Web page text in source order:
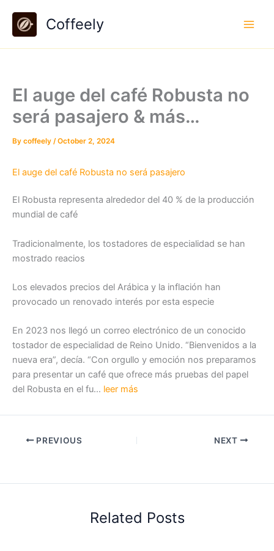
content
Coffeely
El auge del café Robusta no
será pasajero & más…
By coffeely /October 2, 2024
El auge del café Robusta no será pasajero
El Robusta representa alrededor del 40 % de la producción
mundial de café
Tradicionalmente, los tostadores de especialidad se han
mostrado reacios
Los elevados precios del Arábica y la inflación han
provocado un renovado interés por esta especie
En 2023 nos llegó un correo electrónico de un conocido
tostador de especialidad de Reino Unido. “Bienvenidos a la
nueva era”, decía. “Con orgullo y emoción nos preparamos
para presentar un café que ofrece más pruebas del papel
del Robusta en el fu… leer más
PREVIOUS NEXT
Related Posts